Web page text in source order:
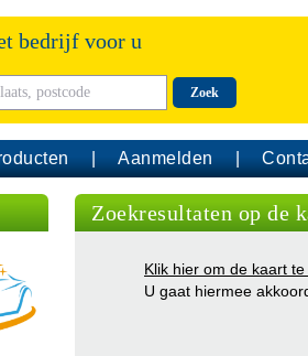
bedrijf voor u
Zoek
Aanmelden
Zoekresultaten op de
Klik hier om de kaart te
U gaat hiermee